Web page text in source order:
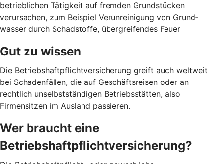
betrieblichen Tätigkeit auf fremden Grund­stücken
verursachen, zum Beispiel Verunreinigung von Grund­
wasser durch Schad­stoffe, übergreifendes Feuer
Gut zu wissen
Die Betriebshaftpflichtversicherung greift auch weltweit
bei Schadenfällen, die auf Geschäftsreisen oder an
rechtlich unselbstständigen Betriebsstätten, also
Firmensitzen im Ausland passieren.
Wer braucht eine
Betriebshaftpflichtversicherung?